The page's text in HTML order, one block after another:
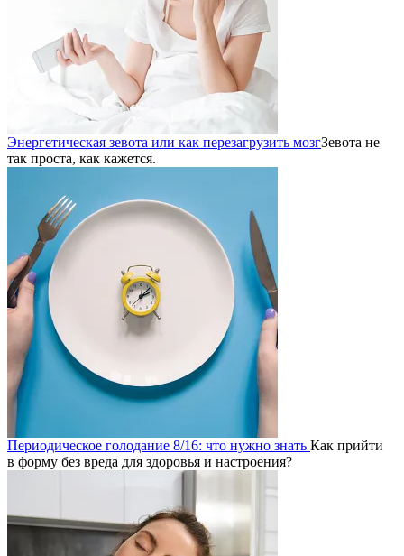
Энергетическая зевота или как перезагрузить мозгЗевота не
так проста, как кажется.
Периодическое голодание 8/16: что нужно знать Как прийти
в форму без вреда для здоровья и настроения?